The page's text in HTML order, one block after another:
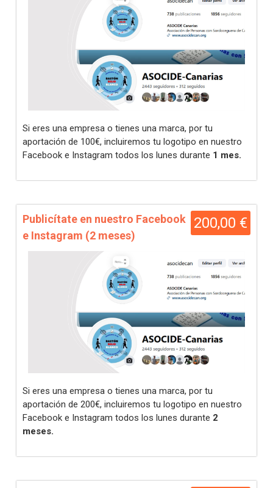
Si eres una empresa o tienes una marca, por tu
aportación de 100€, incluiremos tu logotipo en nuestro
Facebook e Instagram todos los lunes durante 1 mes.
200,00 €
Publicítate en nuestro Facebook
e Instagram (2 meses)
Si eres una empresa o tienes una marca, por tu
aportación de 200€, incluiremos tu logotipo en nuestro
Facebook e Instagram todos los lunes durante 2
meses.